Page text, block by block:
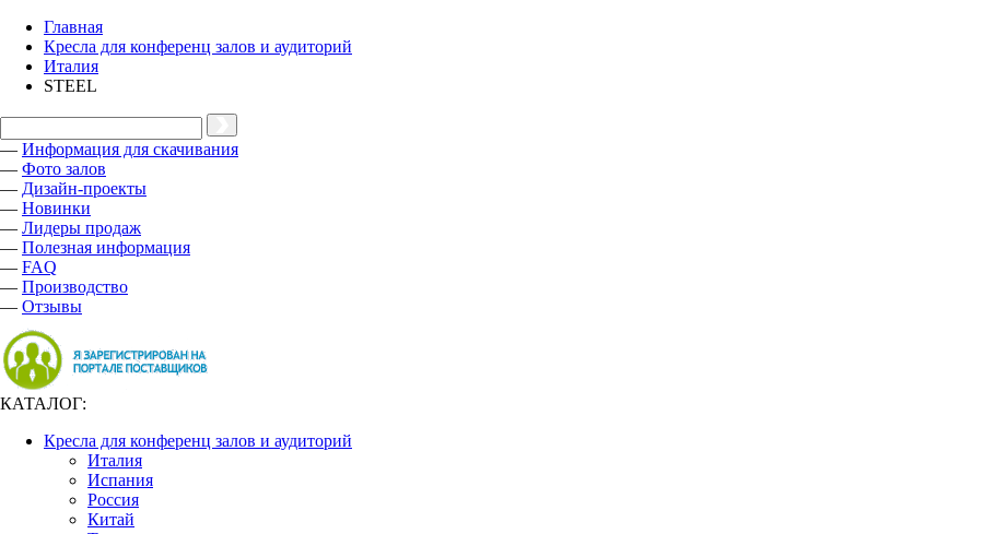
Главная
Кресла для конференц залов и аудиторий
Италия
STEEL
— Информация для скачивания
— Фото залов
— Дизайн-проекты
— Новинки
— Лидеры продаж
— Полезная информация
— FAQ
— Производство
— Отзывы
КАТАЛОГ:
Кресла для конференц залов и аудиторий
Италия
Испания
Россия
Китай